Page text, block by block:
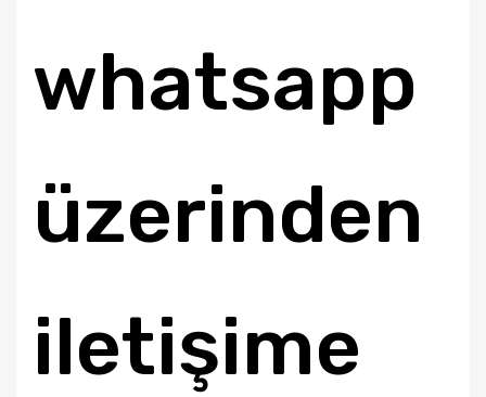
whatsapp
üzerinden
iletişime